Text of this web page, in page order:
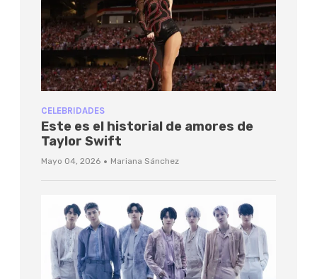
CELEBRIDADES
Este es el historial de amores de
Taylor Swift
Mayo 04, 2026 · Mariana Sánchez